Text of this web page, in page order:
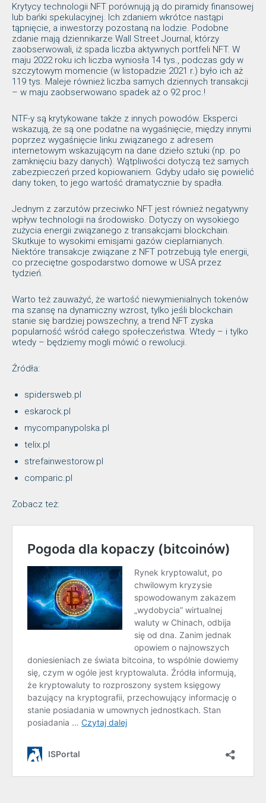
Krytycy technologii NFT porównują ją do piramidy finansowej
lub bańki spekulacyjnej. Ich zdaniem wkrótce nastąpi
tąpnięcie, a inwestorzy pozostaną na lodzie. Podobne
zdanie mają dziennikarze Wall Street Journal, którzy
zaobserwowali, iż spada liczba aktywnych portfeli NFT. W
maju 2022 roku ich liczba wyniosła 14 tys., podczas gdy w
szczytowym momencie (w listopadzie 2021 r.) było ich aż
119 tys. Maleje również liczba samych dziennych transakcji
– w maju zaobserwowano spadek aż o 92 proc.!
NTF-y są krytykowane także z innych powodów. Eksperci
wskazują, że są one podatne na wygaśnięcie, między innymi
poprzez wygaśnięcie linku związanego z adresem
internetowym wskazującym na dane dzieło sztuki (np. po
zamknięciu bazy danych). Wątpliwości dotyczą też samych
zabezpieczeń przed kopiowaniem. Gdyby udało się powielić
dany token, to jego wartość dramatycznie by spadła.
Jednym z zarzutów przeciwko NFT jest również negatywny
wpływ technologii na środowisko. Dotyczy on wysokiego
zużycia energii związanego z transakcjami blockchain.
Skutkuje to wysokimi emisjami gazów cieplarnianych.
Niektóre transakcje związane z NFT potrzebują tyle energii,
co przeciętne gospodarstwo domowe w USA przez
tydzień.
Warto też zauważyć, że wartość niewymienialnych tokenów
ma szansę na dynamiczny wzrost, tylko jeśli blockchain
stanie się bardziej powszechny, a trend NFT zyska
popularność wśród całego społeczeństwa. Wtedy – i tylko
wtedy – będziemy mogli mówić o rewolucji.
Źródła:
spidersweb.pl
eskarock.pl
mycompanypolska.pl
telix.pl
strefainwestorow.pl
comparic.pl
Zobacz też: